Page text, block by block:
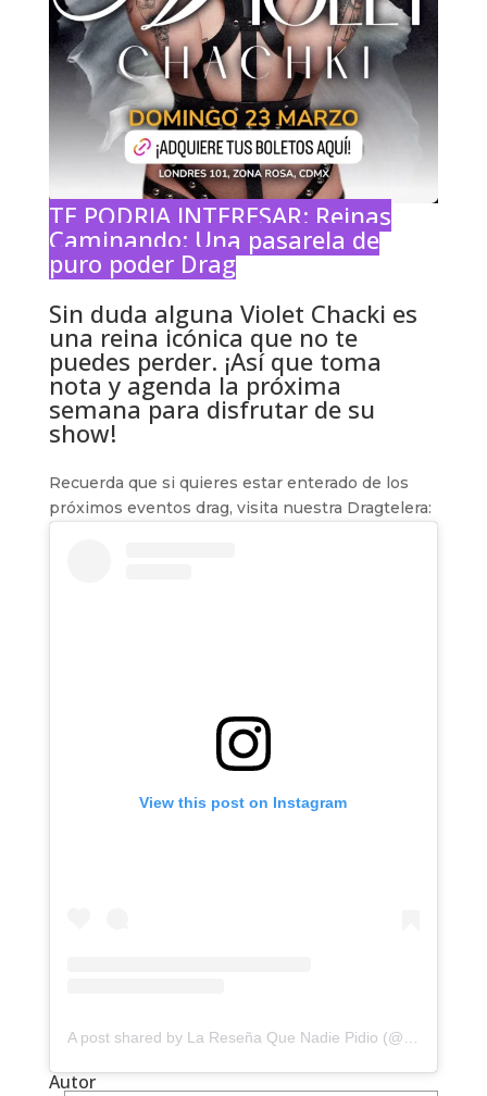
TE PODRIA INTERESAR: Reinas
Caminando: Una pasarela de
puro poder Drag
Sin duda alguna Violet Chacki es
una reina icónica que no te
puedes perder. ¡Así que toma
nota y agenda la próxima
semana para disfrutar de su
show!
Recuerda que si quieres estar enterado de los
próximos eventos drag, visita nuestra Dragtelera:
View this post on Instagram
Autor